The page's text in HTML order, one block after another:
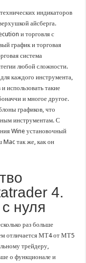
индикаторов
айсберга.
и торговля с
график и торговая
система
любой сложности.
каждого инструмента,
использовать такие
и многое другое.
графиков, что
инструментам. С
Wine установочный
так же, как он
4.
нуля
раз больше
отличается МТ4 от МТ5
трейдеру,
о функционале и